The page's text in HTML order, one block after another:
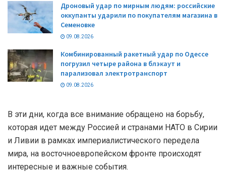
Дроновый удар по мирным людям: российские
оккупанты ударили по покупателям магазина в
Семеновке
09.08.2026
Комбинированный ракетный удар по Одессе
погрузил четыре района в блэкаут и
парализовал электротранспорт
09.08.2026
В эти дни, когда все внимание обращено на борьбу,
которая идет между Россией и странами НАТО в Сирии
и Ливии в рамках империалистического передела
мира, на восточноевропейском фронте происходят
интересные и важные события.